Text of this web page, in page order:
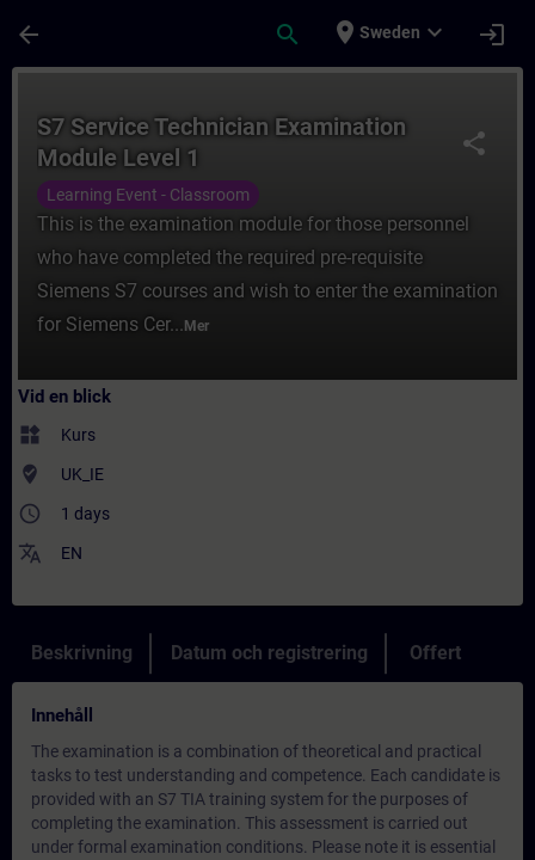
arrow_back search place Sweden expand_more login
share
S7 Service Technician Examination
Module Level 1
Learning Event - Classroom
This is the examination module for those personnel
who have completed the required pre-requisite
Siemens S7 courses and wish to enter the examination
for Siemens Cer... Mer
Vid en blick
widgets Kurs
where_to_vote UK_IE
access_time 1 days
translate EN
Beskrivning Datum och registrering Offert
Innehåll
The examination is a combination of theoretical and practical
tasks to test understanding and competence. Each candidate is
provided with an S7 TIA training system for the purposes of
completing the examination. This assessment is carried out
under formal examination conditions. Please note it is essential